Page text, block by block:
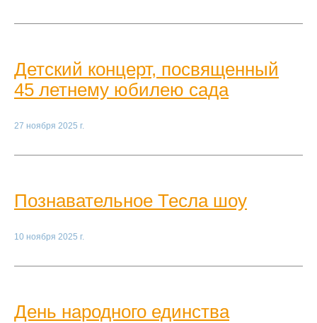
Детский концерт, посвященный
45 летнему юбилею сада
27 ноября 2025 г.
Познавательное Тесла шоу
10 ноября 2025 г.
День народного единства